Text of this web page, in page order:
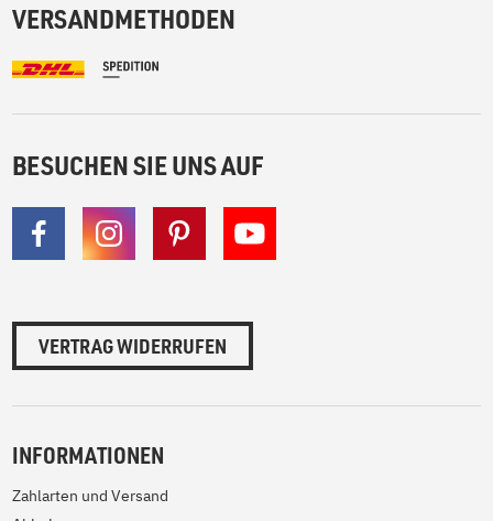
VERSANDMETHODEN
BESUCHEN SIE UNS AUF
VERTRAG WIDERRUFEN
INFORMATIONEN
Zahlarten und Versand